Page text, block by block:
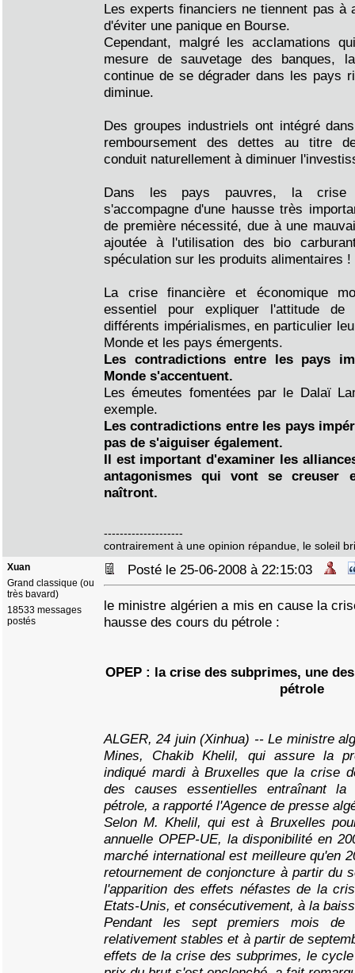
Les experts financiers ne tiennent pas à
d'éviter une panique en Bourse.
Cependant, malgré les acclamations
mesure de sauvetage des banques,
continue de se dégrader dans les pays
diminue.
Des groupes industriels ont intégré
remboursement des dettes au titre
conduit naturellement à diminuer
Dans les pays pauvres, la crise
s'accompagne d'une hausse très
de première nécessité, due à une
ajoutée à l'utilisation des bio
spéculation sur les produits alimentaires !
La crise financière et économique
essentiel pour expliquer l'attitude
différents impérialismes, en particulier
Monde et les pays émergents.
Les contradictions entre les pays
Monde s'accentuent.
Les émeutes fomentées par le Dalaï
exemple.
Les contradictions entre les pays
pas de s'aiguiser également.
Il est important d'examiner les
antagonismes qui vont se
naîtront.
--------------------
contrairement à une opinion répandue, le soleil
Xuan
Grand classique (ou
très bavard)
18533 messages
postés
Posté le 25-06-2008 à 22:15:03
le ministre algérien a mis en cause la
hausse des cours du pétrole :
OPEP : la crise des subprimes, une
pétrole
ALGER, 24 juin (Xinhua) -- Le ministre
Mines, Chakib Khelil, qui assure la
indiqué mardi à Bruxelles que la crise
des causes essentielles entraînant
pétrole, a rapporté l'Agence de presse
Selon M. Khelil, qui est à Bruxelles
annuelle OPEP-UE, la disponibilité en
marché international est meilleure qu'en
retournement de conjoncture à partir du
l'apparition des effets néfastes de la
Etats-Unis, et consécutivement, à la
Pendant les sept premiers mois de
relativement stables et à partir de
effets de la crise des subprimes, le